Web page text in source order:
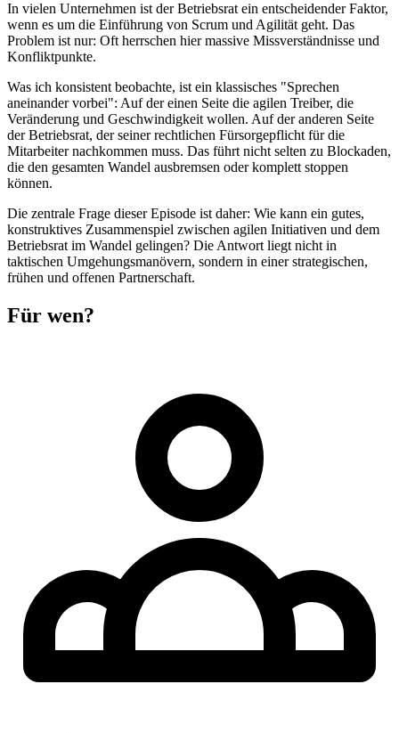
In vielen Unternehmen ist der Betriebsrat ein entscheidender Faktor,
wenn es um die Einführung von Scrum und Agilität geht. Das
Problem ist nur: Oft herrschen hier massive Missverständnisse und
Konfliktpunkte.
Was ich konsistent beobachte, ist ein klassisches "Sprechen
aneinander vorbei": Auf der einen Seite die agilen Treiber, die
Veränderung und Geschwindigkeit wollen. Auf der anderen Seite
der Betriebsrat, der seiner rechtlichen Fürsorgepflicht für die
Mitarbeiter nachkommen muss. Das führt nicht selten zu Blockaden,
die den gesamten Wandel ausbremsen oder komplett stoppen
können.
Die zentrale Frage dieser Episode ist daher: Wie kann ein gutes,
konstruktives Zusammenspiel zwischen agilen Initiativen und dem
Betriebsrat im Wandel gelingen? Die Antwort liegt nicht in
taktischen Umgehungsmanövern, sondern in einer strategischen,
frühen und offenen Partnerschaft.
Für wen?